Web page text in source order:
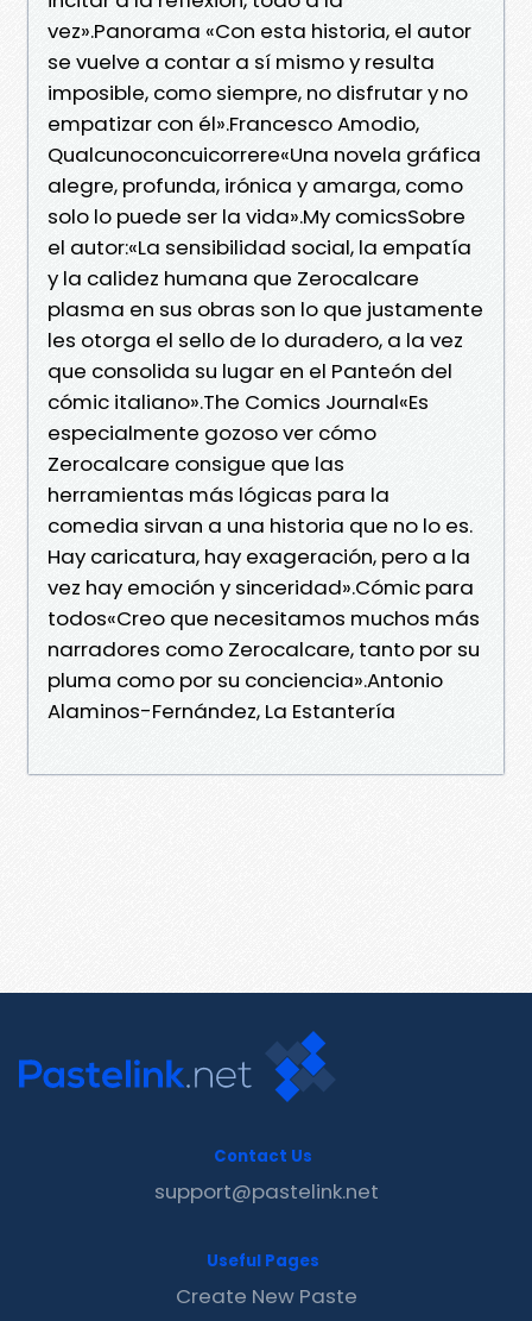
vez».Panorama «Con esta historia, el autor
se vuelve a contar a sí mismo y resulta
imposible, como siempre, no disfrutar y no
empatizar con él».Francesco Amodio,
Qualcunoconcuicorrere«Una novela gráfica
alegre, profunda, irónica y amarga, como
solo lo puede ser la vida».My comicsSobre
el autor:«La sensibilidad social, la empatía
y la calidez humana que Zerocalcare
plasma en sus obras son lo que justamente
les otorga el sello de lo duradero, a la vez
que consolida su lugar en el Panteón del
cómic italiano».The Comics Journal«Es
especialmente gozoso ver cómo
Zerocalcare consigue que las
herramientas más lógicas para la
comedia sirvan a una historia que no lo es.
Hay caricatura, hay exageración, pero a la
vez hay emoción y sinceridad».Cómic para
todos«Creo que necesitamos muchos más
narradores como Zerocalcare, tanto por su
pluma como por su conciencia».Antonio
Alaminos-Fernández, La Estantería
Contact Us
support@pastelink.net
Useful Pages
Create New Paste